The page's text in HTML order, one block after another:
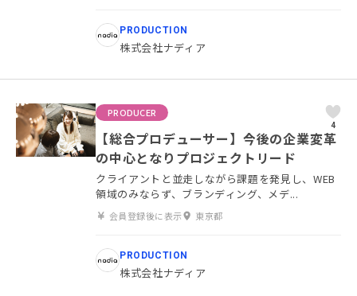
PRODUCTION
株式会社ナディア
PRODUCER
4
【総合プロデューサー】今後の企業変革
の中心となりプロジェクトリード
クライアントと並走しながら課題を発見し、WEB
領域のみならず、ブランディング、メデ...
会員登録後に表示 東京都
PRODUCTION
株式会社ナディア